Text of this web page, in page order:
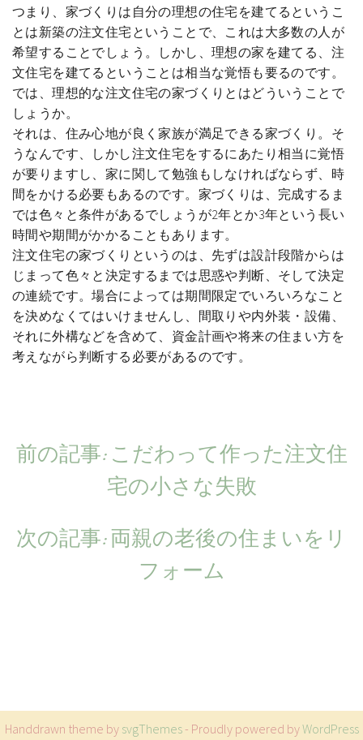
つまり、家づくりは自分の理想の住宅を建てるというこ
とは新築の注文住宅ということで、これは大多数の人が
希望することでしょう。しかし、理想の家を建てる、注
文住宅を建てるということは相当な覚悟も要るのです。
では、理想的な注文住宅の家づくりとはどういうことで
しょうか。
それは、住み心地が良く家族が満足できる家づくり。そ
うなんです、しかし注文住宅をするにあたり相当に覚悟
が要りますし、家に関して勉強もしなければならず、時
間をかける必要もあるのです。家づくりは、完成するま
では色々と条件があるでしょうが2年とか3年という長い
時間や期間がかかることもあります。
注文住宅の家づくりというのは、先ずは設計段階からは
じまって色々と決定するまでは思惑や判断、そして決定
の連続です。場合によっては期間限定でいろいろなこと
を決めなくてはいけませんし、間取りや内外装・設備、
それに外構などを含めて、資金計画や将来の住まい方を
考えながら判断する必要があるのです。
投
ナ
ビ
ン
前の記事: 前
の
事:
こだわって作った注文住
宅の小さな失敗
次の記事:次
両親の老後の住まいをリ
フォーム
Handdrawn theme by svgThemes- Proudly powered byWordPress